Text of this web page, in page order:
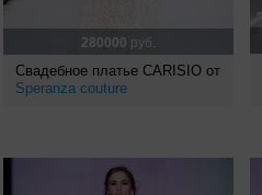
280000 руб.
Свадебное платье CARISIO от
Speranza couture